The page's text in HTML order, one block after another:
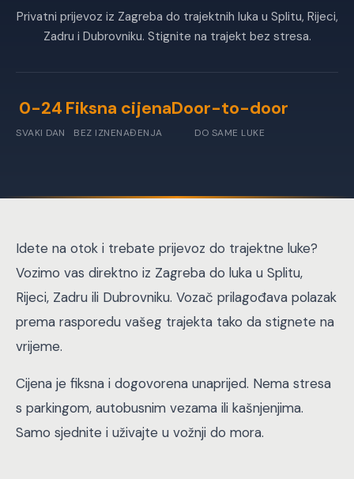
Privatni prijevoz iz Zagreba do trajektnih luka u Splitu, Rijeci,
Zadru i Dubrovniku. Stignite na trajekt bez stresa.
0-24
SVAKI DAN
Fiksna cijena
BEZ IZNENAĐENJA
Door-to-door
DO SAME LUKE
Idete na otok i trebate prijevoz do trajektne luke?
Vozimo vas direktno iz Zagreba do luka u Splitu,
Rijeci, Zadru ili Dubrovniku. Vozač prilagođava polazak
prema rasporedu vašeg trajekta tako da stignete na
vrijeme.
Cijena je fiksna i dogovorena unaprijed. Nema stresa
s parkingom, autobusnim vezama ili kašnjenjima.
Samo sjednite i uživajte u vožnji do mora.